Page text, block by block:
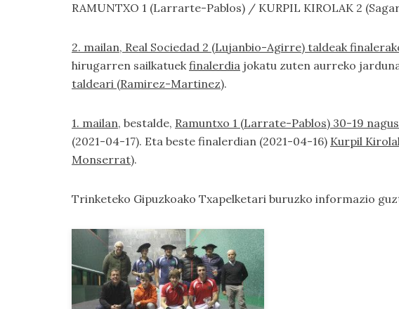
RAMUNTXO 1 (Larrarte-Pablos) / KURPIL KIROLAK 2
2. mailan, Real Sociedad 2 (Lujanbio-Agirre) taldeak
hirugarren sailkatuekfinalerdia jokatu zuten aurreko
taldeari (Ramirez-Martinez).
1. mailan, bestalde, Ramuntxo 1 (Larrate-Pablos) 30-19
(2021-04-17). Eta beste finalerdian (2021-04-16) Kurpil
Monserrat).
Trinketeko Gipuzkoako Txapelketari buruzko informazio